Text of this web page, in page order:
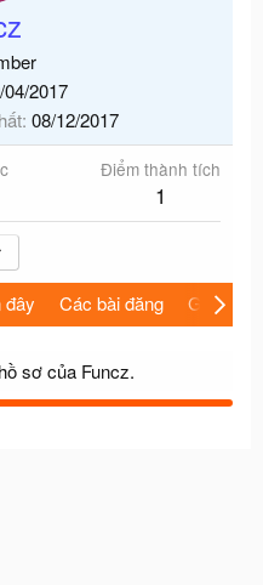
04/2017
08/12/2017
Điểm thành tích
1
đây Các bài đăng Giới thiệu
sơ của Funcz.